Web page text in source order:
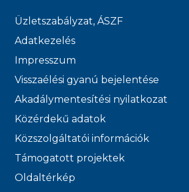
Üzletszabályzat, ÁSZF
Adatkezelés
Impresszum
Visszaélési gyanú bejelentése
Akadálymentesítési nyilatkozat
Közérdekű adatok
Közszolgáltatói információk
Támogatott projektek
Oldaltérkép